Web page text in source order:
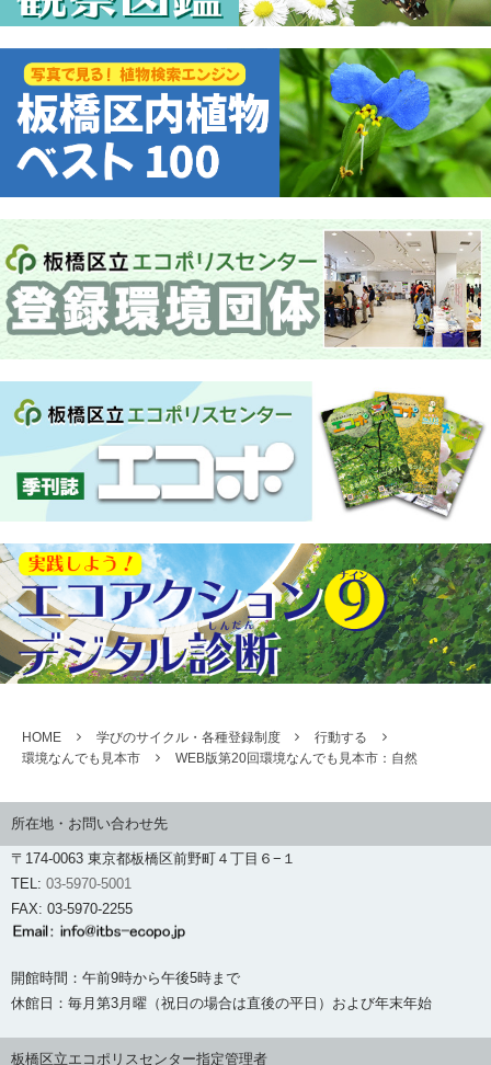
HOME 学びのサイクル・各種登録制度
行動する
環境なんでも見本市
WEB版第20回環境なんでも見本市：自然
所在地・お問い合わせ先
〒174-0063 東京都板橋区前野町４丁目６−１
TEL: 03-5970-5001
FAX: 03-5970-2255
開館時間：午前9時から午後5時まで
休館日：毎月第3月曜（祝日の場合は直後の平日）および年末年始
板橋区立エコポリスセンター指定管理者